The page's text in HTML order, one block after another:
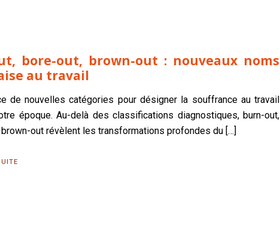
bore-out, brown-out : nouveaux noms
au travail
de nouvelles catégories pour désigner la souffrance au travail
époque. Au-delà des classifications diagnostiques, burn-out,
out révèlent les transformations profondes du[…]